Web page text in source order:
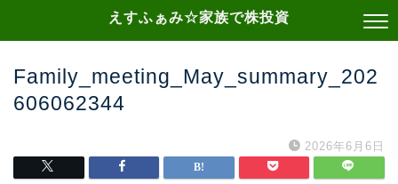
えすふぁみ☆家族で株投資
Family_meeting_May_summary_202
606062344
2026年6月6日